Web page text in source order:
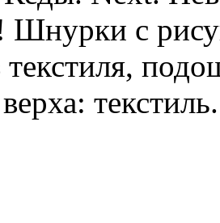
Шнурки с
текстиля,
текстиль.